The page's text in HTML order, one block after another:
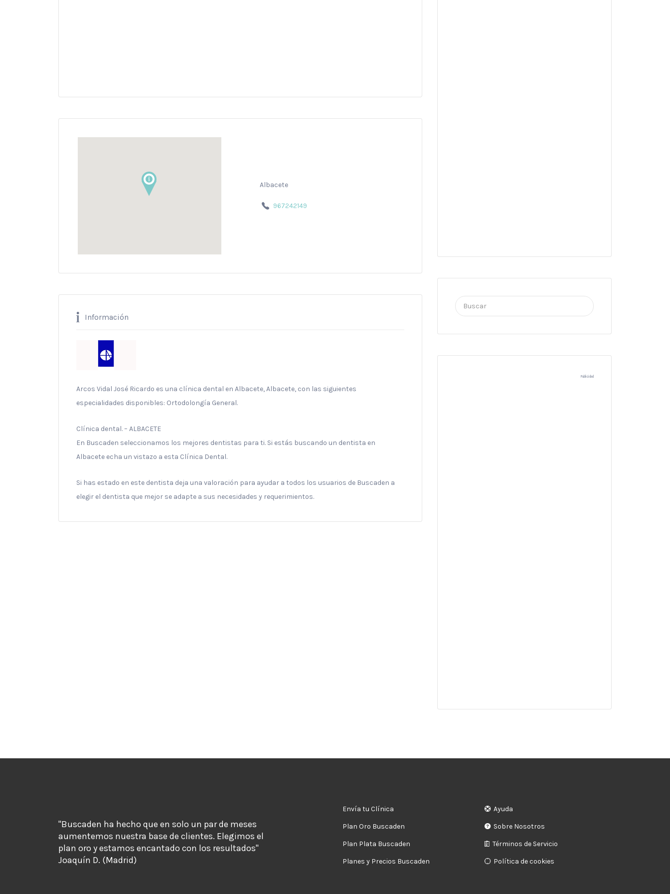
Albacete
967242149
Información
Arcos Vidal José Ricardo es una clínica dental en Albacete, Albacete, con las siguientes
especialidades disponibles: Ortodolongía General.
Clínica dental. – ALBACETE
En Buscaden seleccionamos los mejores dentistas para ti. Si estás buscando un dentista en
Albacete echa un vistazo a esta Clínica Dental.
Si has estado en este dentista deja una valoración para ayudar a todos los usuarios de Buscaden a
elegir el dentista que mejor se adapte a sus necesidades y requerimientos.
Buscar
por:
Publicidad
"Buscaden ha hecho que en solo un par de meses
aumentemos nuestra base de clientes. Elegimos el
plan oro y estamos encantado con los resultados"
Joaquín D. (Madrid)
Envía tu Clínica
Plan Oro Buscaden
Plan Plata Buscaden
Planes y Precios Buscaden
Ayuda
Sobre Nosotros
Términos de Servicio
Política de cookies